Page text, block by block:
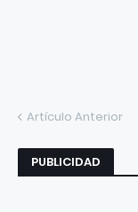
Artículo Anterior
PUBLICIDAD